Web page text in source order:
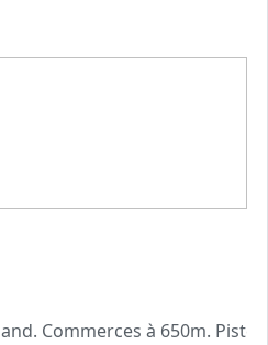
Commerces à 650m.